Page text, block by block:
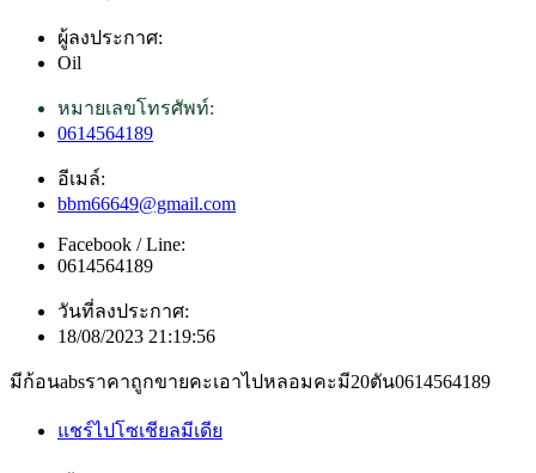
ผู้ลงประกาศ:
Oil
หมายเลขโทรศัพท์:
0614564189
อีเมล์:
bbm66649@gmail.com
Facebook / Line:
0614564189
วันที่ลงประกาศ:
18/08/2023 21:19:56
มีก้อนabsราคาถูกขายคะเอาไปหลอมคะมี20ตัน0614564189
แชร์ไปโซเชียลมีเดีย